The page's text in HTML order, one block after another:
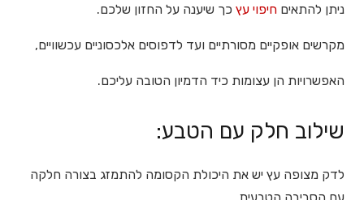
ניתן להתאים חיפוי עץ כך שיענה על החזון שלכם.
מקרשים אופקיים מסורתיים ועד לדפוסים אלכסוניים עכשוויים,
האפשרויות הן עצומות כיד הדמיון הטובה עליכם.
שילוב חלק עם הטבע:
לדק מצופה עץ יש את היכולת הקסומה להתמזג בצורה חלקה
עם הסביבה הטבעית.